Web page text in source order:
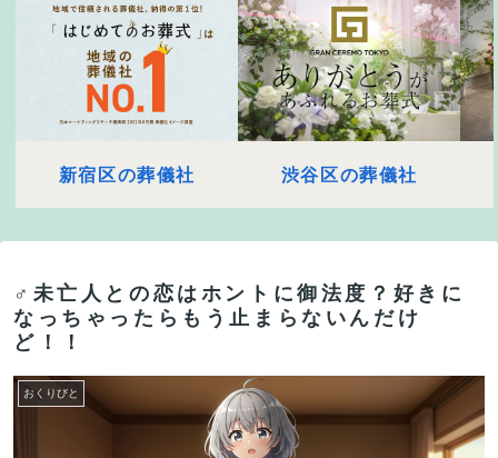
新宿区の葬儀社 渋谷区の葬儀社
♂︎未亡人との恋はホントに御法度？好きに
なっちゃったらもう止まらないんだけ
ど！！
おくりびと